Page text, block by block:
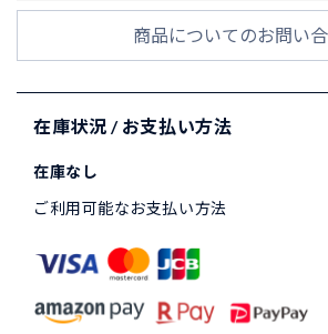
商品についてのお問い
在庫状況 / お支払い方法
在庫なし
ご利用可能なお支払い方法